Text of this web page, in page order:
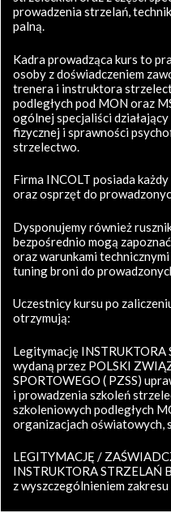
prowadzenia strzelań,
palną.
Kadra prowadząca kurs to
osoby z doświadczeniem
trenera i instruktora
podległych pod MON oraz
ogólnej specjaliści
fizycznej i sprawności
strzelectwo.
Firma INCOLT posiada
oraz osprzęt do
Dysponujemy również
bezpośrednio mogą
oraz warunkami
tuning broni do
Uczestnicy kursu po
otrzymują:
Legitymację INSTRUKTORA
wydaną przez POLSKI
SPORTOWEGO ( PZSS)
i prowadzenia szkoleń
szkoleniowych podległych
organizacjach oświatowych,
LEGITYMACJĘ /
INSTRUKTORA STRZELAŃ
z wyszczególnieniem